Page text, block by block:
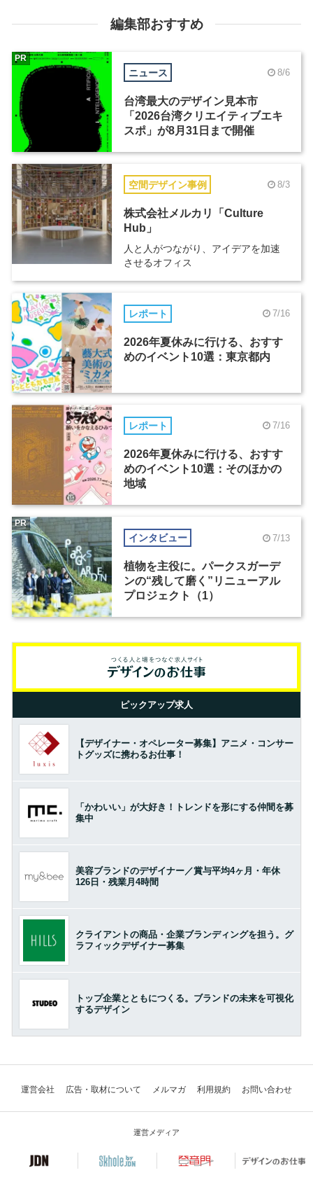
編集部おすすめ
ニュース 8/6
台湾最大のデザイン見本市
「2026台湾クリエイティブエキ
スポ」が8月31日まで開催
PR
空間デザイン事例 8/3
株式会社メルカリ「Culture
Hub」
人と人がつながり、アイデアを加速
させるオフィス
レポート 7/16
2026年夏休みに行ける、おすす
めのイベント10選：東京都内
レポート 7/16
2026年夏休みに行ける、おすす
めのイベント10選：そのほかの
地域
インタビュー 7/13
植物を主役に。パークスガーデ
ンの“残して磨く”リニューアル
プロジェクト（1）
PR
ピックアップ求人
【デザイナー・オペレーター募集】アニメ・コンサー
トグッズに携わるお仕事！
「かわいい」が大好き！トレンドを形にする仲間を募
集中
美容ブランドのデザイナー／賞与平均4ヶ月・年休
126日・残業月4時間
クライアントの商品・企業ブランディングを担う。グ
ラフィックデザイナー募集
トップ企業とともにつくる。ブランドの未来を可視化
するデザイン
運営会社 広告・取材について メルマガ 利用規約 お問い合わせ
運営メディア